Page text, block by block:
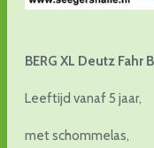
BERG XL Deutz Fahr
Leeftijd vanaf 5 jaar,
met schommelas,